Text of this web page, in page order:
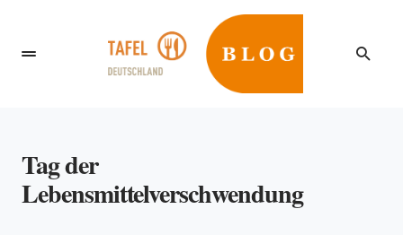
Tag der
Lebensmittelverschwendung